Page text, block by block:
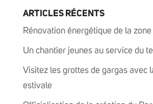
ARTICLES RÉCENTS
Rénovation énergétique de la zone
Un chantier jeunes au service du
Visitez les grottes de gargas avec
estivale